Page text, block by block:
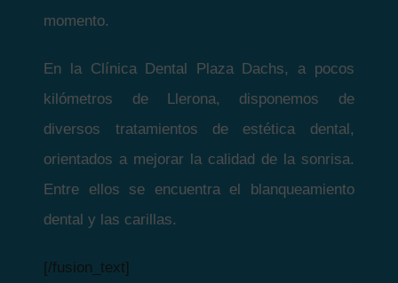
momento.
En la Clínica Dental Plaza Dachs, a pocos
kilómetros de Llerona, disponemos de
diversos tratamientos de estética dental,
orientados a mejorar la calidad de la sonrisa.
Entre ellos se encuentra el blanqueamiento
dental y las carillas.
[/fusion_text]